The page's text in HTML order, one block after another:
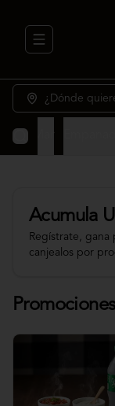
Abrir menu de
¿Dónde
y Mar
Acumula
Regístrate, gana
canjealos por
Promociones